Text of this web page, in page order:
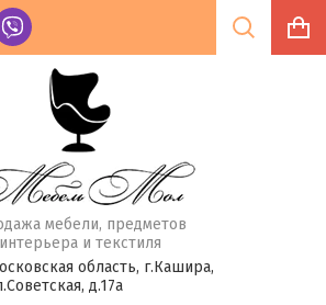
мебели, предметов
интерьера и текстиля
область, г.Кашира,
д.17а